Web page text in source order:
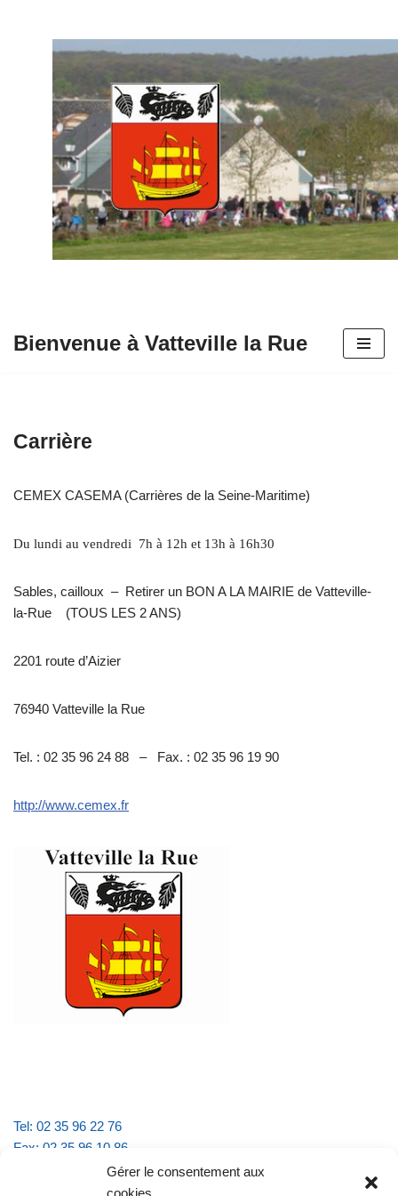
Gérer le consentement aux
cookies
contenu
Bienvenue à Vatteville la Rue
Carrière
CEMEX CASEMA (Carrières de la Seine-Maritime)
Du lundi au vendredi 7h à 12h et 13h à 16h30
Sables, cailloux – Retirer un BON A LA MAIRIE de Vatteville-
la-Rue (TOUS LES 2 ANS)
2201 route d’Aizier
76940 Vatteville la Rue
Tel. : 02 35 96 24 88 – Fax. : 02 35 96 19 90
http://www.cemex.fr
Tel: 02 35 96 22 76
Fax: 02 35 96 10 86
Email : mairie.vattevillelarue@wanadoo.fr